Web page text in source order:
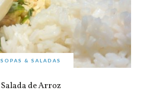
SOPAS & SALADAS
Salada de Arroz